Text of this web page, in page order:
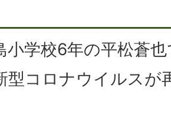
小学校6年の平松蒼
型コロナウイルスが